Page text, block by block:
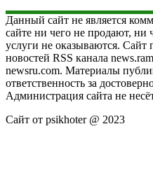
Данный сайт не является
сайте ни чего не продают, ни
услуги не оказываются. Сайт
новостей RSS канала
newsru.com. Материалы
ответственность за
Администрация сайта не
Сайт от psikhoter @ 2023